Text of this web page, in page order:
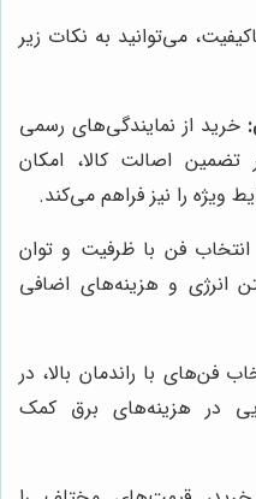
می‌توانید به نکات زیر
خرید از نمایندگی‌های رسمی
تضمین اصالت کالا، امکان
ویژه را نیز فراهم می‌کند.
انتخاب فن با ظرفیت و توان
انرژی و هزینه‌های اضافی
فن‌های با راندمان بالا، در
در هزینه‌های برق کمک